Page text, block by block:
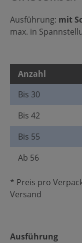
Ausführung: mit
max. in
Anzahl
Bis 30
Bis 42
Bis 55
Ab 56
* Preis pro
Versand
Ausführung